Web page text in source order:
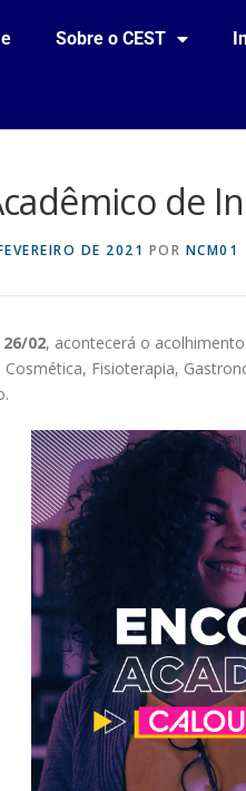
Sobre o CEST
de
DE 2021 POR NCM01
26/02, acontecerá o
Fisioterapia,